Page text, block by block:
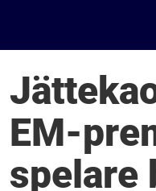
EM-
spelare